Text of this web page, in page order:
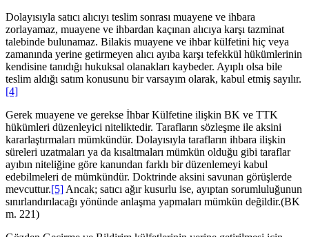
Dolayısıyla satıcı alıcıyı teslim sonrası muayene ve ihbara
zorlayamaz, muayene ve ihbardan kaçınan alıcıya karşı tazminat
talebinde bulunamaz. Bilakis muayene ve ihbar külfetini hiç veya
zamanında yerine getirmeyen alıcı ayıba karşı tefekkül hükümlerinin
kendisine tanıdığı hukuksal olanakları kaybeder. Ayıplı olsa bile
teslim aldığı satım konusunu bir varsayım olarak, kabul etmiş sayılır.
[4]
Gerek muayene ve gerekse İhbar Külfetine ilişkin BK ve TTK
hükümleri düzenleyici niteliktedir. Tarafların sözleşme ile aksini
kararlaştırmaları mümkündür. Dolayısıyla tarafların ihbara ilişkin
süreleri uzatmaları ya da kısaltmaları mümkün olduğu gibi taraflar
ayıbın niteliğine göre kanundan farklı bir düzenlemeyi kabul
edebilmeleri de mümkündür. Doktrinde aksini savunan görüşlerde
mevcuttur.[5] Ancak; satıcı ağır kusurlu ise, ayıptan sorumluluğunun
sınırlandırılacağı yönünde anlaşma yapmaları mümkün değildir.(BK
m. 221)